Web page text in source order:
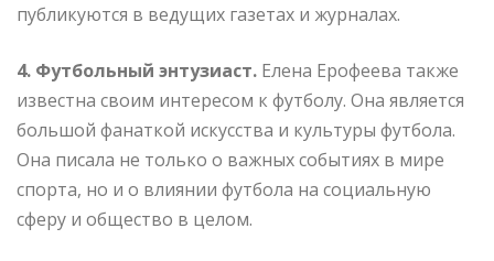
публикуются в ведущих газетах и журналах.
4. Футбольный энтузиаст. Елена Ерофеева также
известна своим интересом к футболу. Она является
большой фанаткой искусства и культуры футбола.
Она писала не только о важных событиях в мире
спорта, но и о влиянии футбола на социальную
сферу и общество в целом.